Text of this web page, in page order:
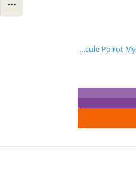
من الذي قتل السيد روجر أكرويد | The Murder of Roger Ackroyd : A Hercule Poirot Mystery